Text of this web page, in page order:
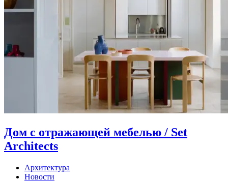
Дом с отражающей мебелью / Set
Architects
Архитектура
Новости